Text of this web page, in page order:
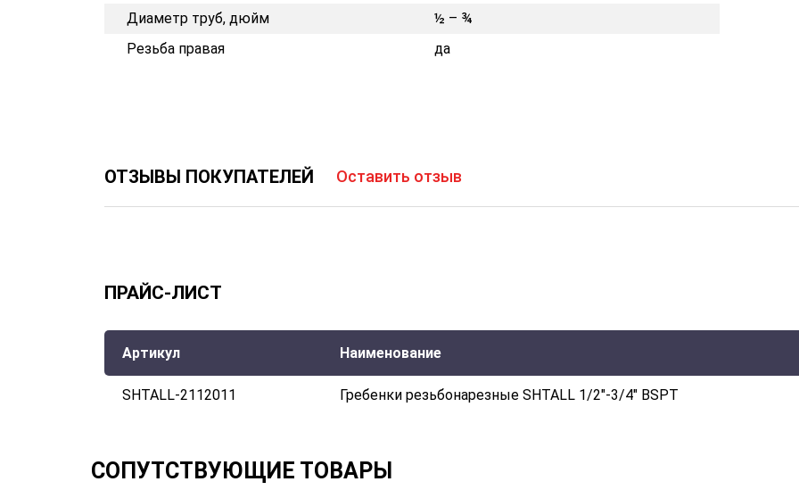
Диаметр труб, дюйм
½ – ¾
Резьба правая
да
ОТЗЫВЫ ПОКУПАТЕЛЕЙ Оставить отзыв
ПРАЙС-ЛИСТ
Артикул Наименование
SHTALL-2112011 Гребенки резьбонарезные SHTALL 1/2"-3/4" BSPT
СОПУТСТВУЮЩИЕ ТОВАРЫ